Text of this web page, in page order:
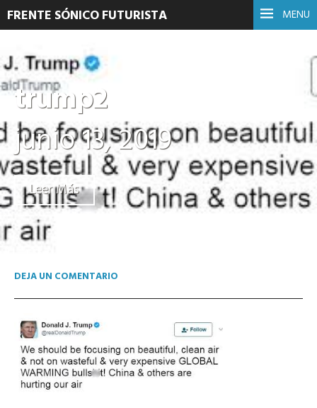
MENU
FRENTE SÓNICO FUTURISTA
trump2
junio 13, 2019
Leer Más
DEJA UN COMENTARIO